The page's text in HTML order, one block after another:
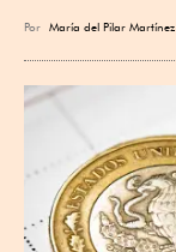
Por María del Pilar Martínez